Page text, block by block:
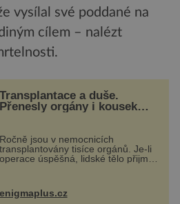
vysílal své poddané na
cílem – nalézt
Transplantace a duše.
orgány i kousek
Ročně jsou v nemocnicích
tisíce orgánů. Je-li
operace úspěšná, lidské tělo přijme
co když při transplantaci